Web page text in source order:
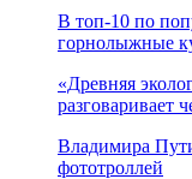
В топ-10 по
горнолыжные
«Древняя
разговаривает
Владимира
фототроллей